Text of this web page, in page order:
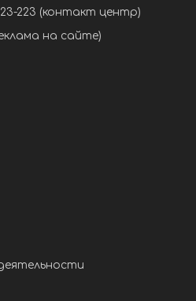
223 (контакт центр)
на сайте)